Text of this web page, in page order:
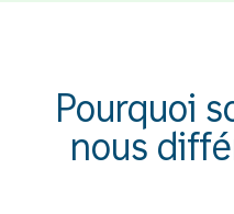
Pourquoi
nous